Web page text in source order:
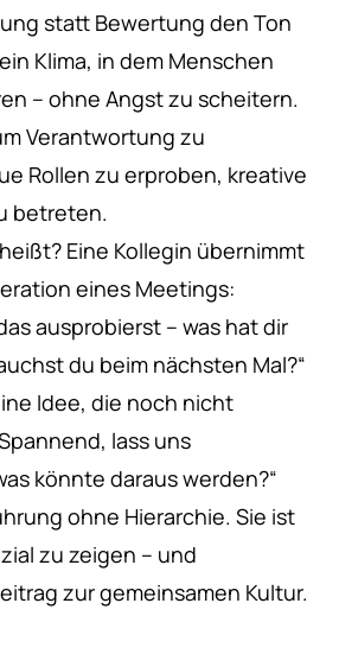
statt Bewertung den Ton
Klima, in dem Menschen
– ohne Angst zu scheitern.
Verantwortung zu
Rollen zu erproben, kreative
betreten.
Eine Kollegin übernimmt
eines Meetings:
ausprobierst – was hat dir
du beim nächsten Mal?“
Idee, die noch nicht
lass uns
könnte daraus werden?“
ohne Hierarchie. Sie ist
zu zeigen – und
zur gemeinsamen Kultur.